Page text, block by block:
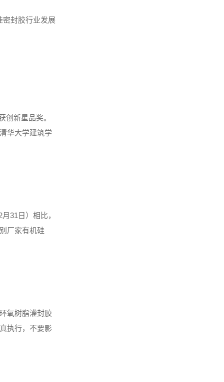
密封胶行业发展
新星品奖。
华大学建筑学
31日）相比，
厂家有机硅
氧树脂灌封胶
执行，不要影